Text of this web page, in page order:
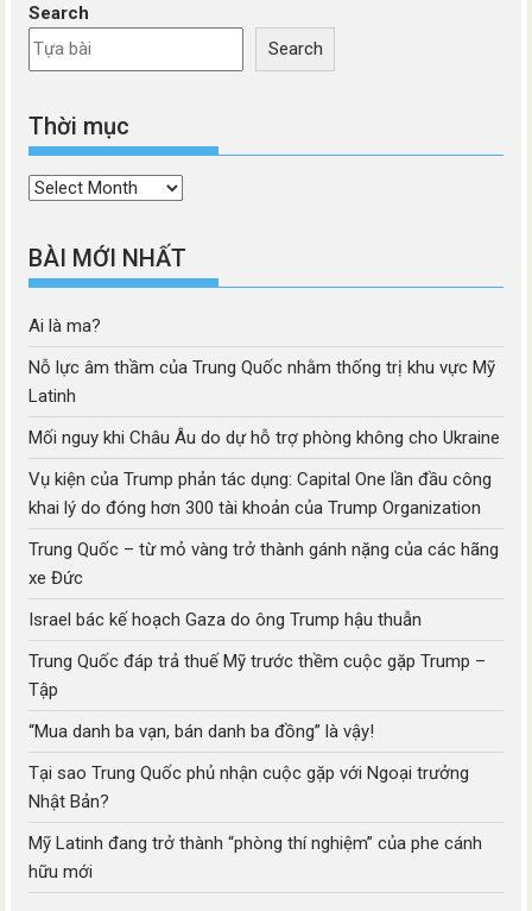
Search
Search
Thời mục
Thời
BÀI MỚI NHẤT
Ai là ma?
Nỗ lực âm thầm của Trung Quốc nhằm thống trị khu vực Mỹ
Latinh
Mối nguy khi Châu Âu do dự hỗ trợ phòng không cho Ukraine
Vụ kiện của Trump phản tác dụng: Capital One lần đầu công
khai lý do đóng hơn 300 tài khoản của Trump Organization
Trung Quốc – từ mỏ vàng trở thành gánh nặng của các hãng
xe Đức
Israel bác kế hoạch Gaza do ông Trump hậu thuẫn
Trung Quốc đáp trả thuế Mỹ trước thềm cuộc gặp Trump –
Tập
“Mua danh ba vạn, bán danh ba đồng” là vậy!
Tại sao Trung Quốc phủ nhận cuộc gặp với Ngoại trưởng
Nhật Bản?
Mỹ Latinh đang trở thành “phòng thí nghiệm” của phe cánh
hữu mới